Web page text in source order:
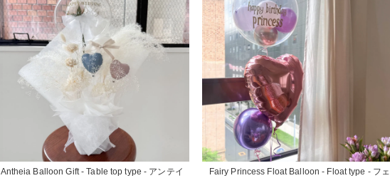
Antheia Balloon Gift - Table top type - アンテイ
Fairy Princess Float Balloon - Float type - フェ